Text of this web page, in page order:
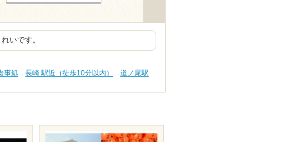
いです。
事処 長崎 駅近（徒歩10分以内）
道ノ尾駅